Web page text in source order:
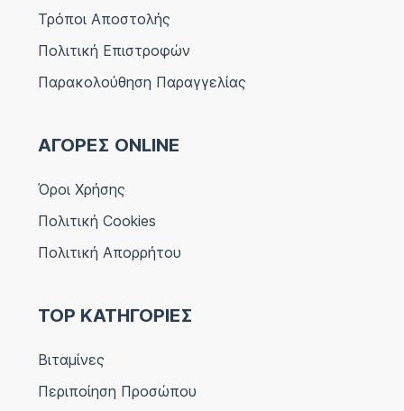
Τρόποι Αποστολής
Πολιτική Επιστροφών
Παρακολούθηση Παραγγελίας
ΑΓΟΡΕΣ ONLINE
Όροι Χρήσης
Πολιτική Cookies
Πολιτική Απορρήτου
TOP ΚΑΤΗΓΟΡΙΕΣ
Βιταμίνες
Περιποίηση Προσώπου